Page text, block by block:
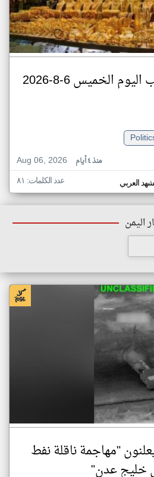
أسعار الذهب اليوم الخميس 6-8-2026
Aug 06, 2026
منذ ٤ أيام
العربي عدد الكلمات: ٨١
اليمن
"مهاجمة ناقلة نفط
خليج عدن"